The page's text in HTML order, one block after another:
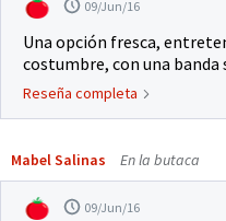
09/Jun/16
Una opción fresca,
costumbre, con una banda
Reseña completa
Mabel Salinas En la butaca
09/Jun/16